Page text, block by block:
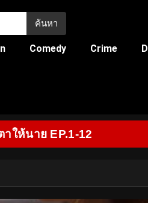
ค้นหา
Comedy Crime
ให้นาย EP.1-12